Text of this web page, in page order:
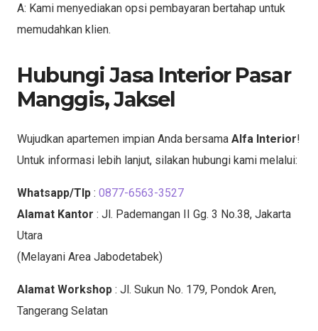
A: Kami menyediakan opsi pembayaran bertahap untuk
memudahkan klien.
Hubungi Jasa Interior Pasar
Manggis, Jaksel
Wujudkan apartemen impian Anda bersama Alfa Interior!
Untuk informasi lebih lanjut, silakan hubungi kami melalui:
Whatsapp/Tlp : 0877-6563-3527
Alamat Kantor : Jl. Pademangan II Gg. 3 No.38, Jakarta
Utara
(Melayani Area Jabodetabek)
Alamat Workshop : Jl. Sukun No. 179, Pondok Aren,
Tangerang Selatan